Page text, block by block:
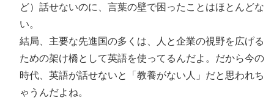
ど）話せないのに、言葉の壁で困ったことはほとんどな
い。
結局、主要な先進国の多くは、人と企業の視野を広げる
ための架け橋として英語を使ってるんだよ。だから今の
時代、英語が話せないと「教養がない人」だと思われち
ゃうんだよね。